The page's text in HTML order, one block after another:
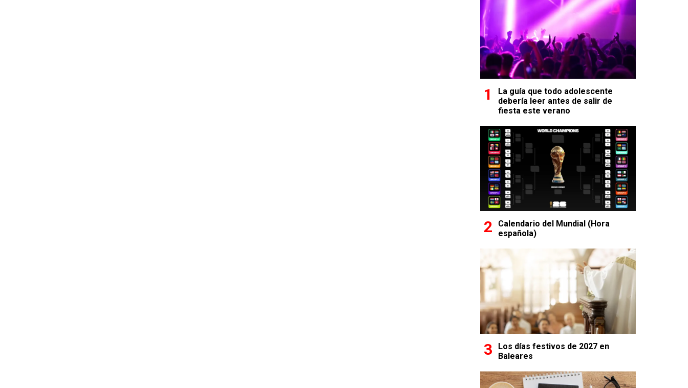
La guía que todo adolescente
debería leer antes de salir de
fiesta este verano
Calendario del Mundial (Hora
española)
Los días festivos de 2027 en
Baleares